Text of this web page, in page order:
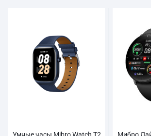
Умные часы Mibro Watch T2 Мибро